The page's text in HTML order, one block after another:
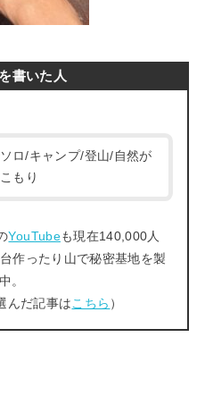
書いた人
ロ/キャンプ/登山/自然が
もり
YouTubeも現在140,000人
作ったり山で秘密基地を製
。
んだ記事はこちら ）